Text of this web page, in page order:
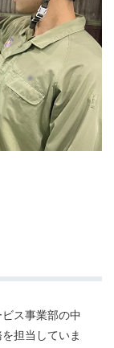
ス事業部の中
担当していま